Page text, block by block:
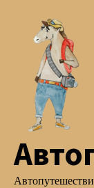
содержимому